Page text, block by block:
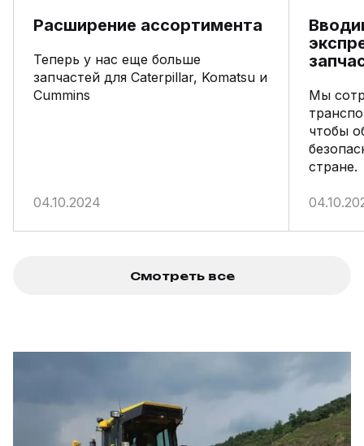
Расширение ассортимента
Теперь у нас еще больше
запчастей для Caterpillar, Komatsu и
Cummins
04.10.2024
Мы
чтобы
стране.
Смотреть все